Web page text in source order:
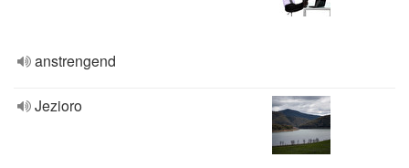
anstrengend
Jezioro